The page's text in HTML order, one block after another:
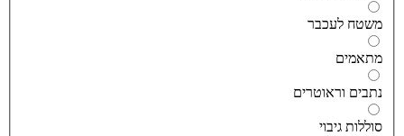
לעכבר
וראוטרים
גיבוי